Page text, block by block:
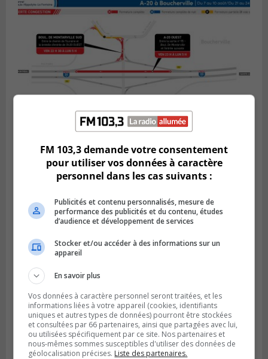
BOUCHERVILLE
Publié le 5 août 2026 à 15h25
Le MTMD annonce des fermetures sur
l’autoroute 20 à Boucherville
VIEUX-LONGUEUIL
Publié le 31 juillet 2026 à 14h20
FM 103,3 demande votre consentement
pour utiliser vos données à caractère
personnel dans les cas suivants :
Publicités et contenu personnalisés, mesure de
performance des publicités et du contenu, études
d’audience et développement de services
Stocker et/ou accéder à des informations sur un
appareil
En savoir plus
Vos données à caractère personnel seront traitées, et les
informations liées à votre appareil (cookies, identifiants
uniques et autres types de données) pourront être stockées
et consultées par 66 partenaires, ainsi que partagées avec lui,
ou utilisées spécifiquement par ce site. Nos partenaires et
nous-mêmes sommes susceptibles d'utiliser des données de
géolocalisation précises. Liste des partenaires.